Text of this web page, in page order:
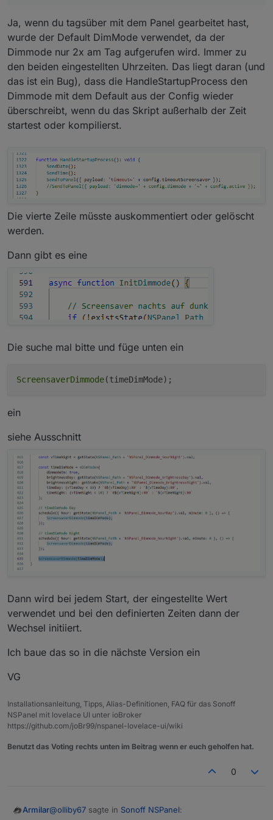
Ja, wenn du tagsüber mit dem Panel gearbeitet hast,
wurde der Default DimMode verwendet, da der
Dimmode nur 2x am Tag aufgerufen wird. Immer zu
den beiden eingestellten Uhrzeiten. Das liegt daran (und
das ist ein Bug), dass die HandleStartupProcess den
Dimmode mit dem Default aus der Config wieder
überschreibt, wenn du das Skript außerhalb der Zeit
startest oder kompilierst.
Die vierte Zeile müsste auskommentiert oder gelöscht
werden.
Dann gibt es eine
Die suche mal bitte und füge unten ein
ScreensaverDimmode
ein
siehe Ausschnitt
Dann wird bei jedem Start, der eingestellte Wert
verwendet und bei den definierten Zeiten dann der
Wechsel initiiert.
Ich baue das so in die nächste Version ein
VG
Installationsanleitung, Tipps, Alias-Definitionen, FAQ für das Sonoff
NSPanel mit lovelace UI unter ioBroker
https://github.com/joBr99/nspanel-lovelace-ui/wiki
Benutzt das Voting rechts unten im Beitrag wenn er euch geholfen hat.
0
Armilar@olliby67 sagte in Sonoff NSPanel: